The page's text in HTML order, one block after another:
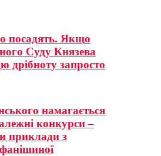
посадять. Якщо
Суду Князева
дрібноту запросто
намагається
конкурси –
приклади з